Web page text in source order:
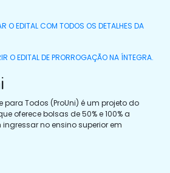
O EDITAL COM TODOS OS DETALHES DA
O EDITAL DE PRORROGAÇÃO NA ÍNTEGRA.
para Todos (ProUni) é um projeto do
oferece bolsas de 50% e 100% a
no ensino superior em